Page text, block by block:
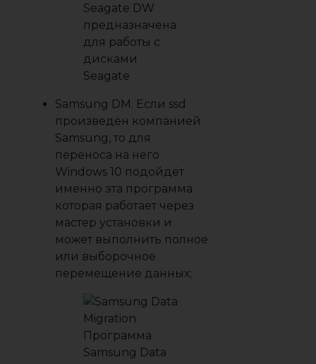
Seagate DW
предназначена
для работы с
дисками
Seagate
Samsung DM. Если ssd
произведён компанией
Samsung, то для
переноса на него
Windows 10 подойдёт
именно эта программа
которая работает через
мастер установки и
может выполнить полное
или выборочное
перемещение данных;
Программа
Samsung Data